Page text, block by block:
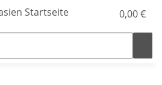
0,00 €